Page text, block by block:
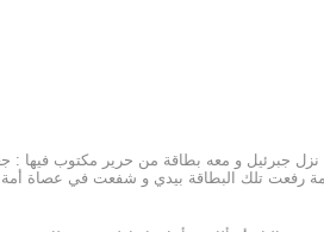
جبرئيل و معه بطاقة من حرير مكتوب فيها :
رفعت تلك البطاقة بيدي و شفعت في عصاة أمة